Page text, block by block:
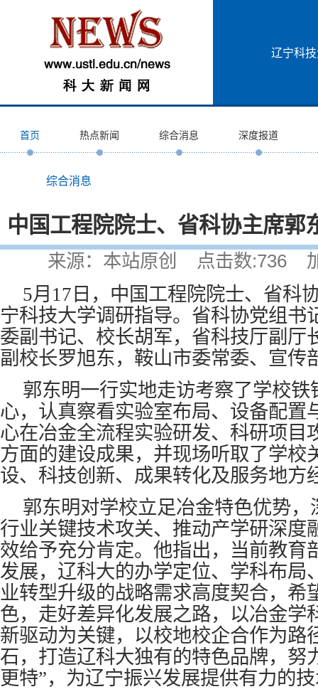
辽宁科
首页 热点新闻 综合消息 深度报道
综合消息
中国工程院院士、省科协主席郭
来源：本站原创 点击数:736
5月17日，中国工程院院士、省科
宁科技大学调研指导。省科协党组书
委副书记、校长胡军，省科技厅副厅
副校长罗旭东，鞍山市委常委、宣传
郭东明一行实地走访考察了学校
心，认真察看实验室布局、设备配置
心在冶金全流程实验研发、科研项目
方面的建设成果，并现场听取了学校
设、科技创新、成果转化及服务地方
郭东明对学校立足冶金特色优势
行业关键技术攻关、推动产学研深度
效给予充分肯定。他指出，当前教育
发展，辽科大的办学定位、学科布局
业转型升级的战略需求高度契合，希
色，走好差异化发展之路，以冶金学
新驱动为关键，以校地校企合作为路
石，打造辽科大独有的特色品牌，努
更特”，为辽宁振兴发展提供有力的